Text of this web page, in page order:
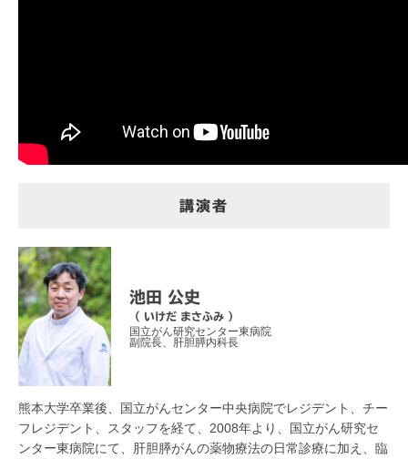
講演者
池田 公史
（ いけだ まさふみ ）
国立がん研究センター東病院
副院長、肝胆膵内科長
熊本大学卒業後、国立がんセンター中央病院でレジデント、チー
フレジデント、スタッフを経て、2008年より、国立がん研究セ
ンター東病院にて、肝胆膵がんの薬物療法の日常診療に加え、臨